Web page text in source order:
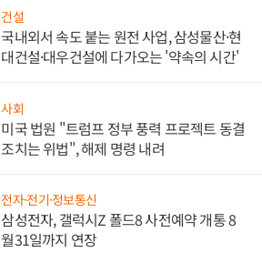
건설
국내외서 속도 붙는 원전 사업, 삼성물산·현
대건설·대우건설에 다가오는 '약속의 시간'
사회
미국 법원 "트럼프 정부 풍력 프로젝트 동결
조치는 위법", 해제 명령 내려
전자·전기·정보통신
삼성전자, 갤럭시Z 폴드8 사전예약 개통 8
월31일까지 연장